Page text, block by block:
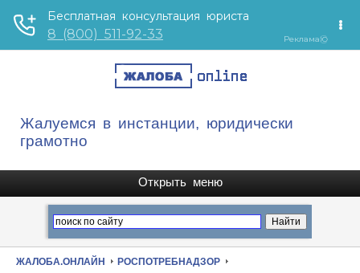
Жалуемся в инстанции, юридически
грамотно
ЖАЛОБА.ОНЛАЙН РОСПОТРЕБНАДЗОР